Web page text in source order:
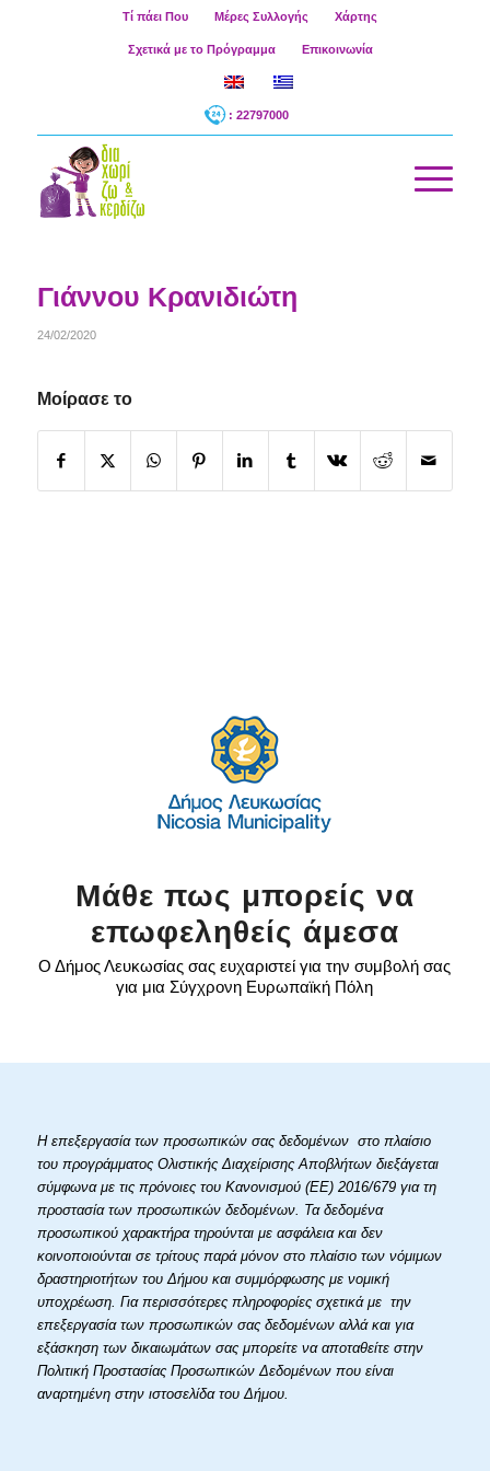
Τί πάει Που Μέρες Συλλογής Χάρτης
Σχετικά με το Πρόγραμμα Επικοινωνία
: 22797000
Γιάννου Κρανιδιώτη
24/02/2020
Μοίρασε το
Μάθε πως μπορείς να
επωφεληθείς άμεσα
Ο Δήμος Λευκωσίας σας ευχαριστεί για την συμβολή σας
για μια Σύγχρονη Ευρωπαϊκή Πόλη
Η επεξεργασία των προσωπικών σας δεδομένων στο πλαίσιο
του προγράμματος Ολιστικής Διαχείρισης Αποβλήτων διεξάγεται
σύμφωνα με τις πρόνοιες του Κανονισμού (ΕΕ) 2016/679 για τη
προστασία των προσωπικών δεδομένων. Τα δεδομένα
προσωπικού χαρακτήρα τηρούνται με ασφάλεια και δεν
κοινοποιούνται σε τρίτους παρά μόνον στο πλαίσιο των νόμιμων
δραστηριοτήτων του Δήμου και συμμόρφωσης με νομική
υποχρέωση. Για περισσότερες πληροφορίες σχετικά με την
επεξεργασία των προσωπικών σας δεδομένων αλλά και για
εξάσκηση των δικαιωμάτων σας μπορείτε να αποταθείτε στην
Πολιτική Προστασίας Προσωπικών Δεδομένων που είναι
αναρτημένη στην ιστοσελίδα του Δήμου.